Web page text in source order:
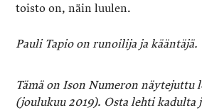
toisto on, näin luulen.
Pauli Tapio on runoilija ja kääntäjä.
Tämä on Ison Numeron näytejuttu
(joulukuu 2019). Osta lehti kadulta